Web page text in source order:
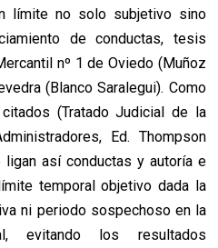
límite no solo subjetivo sino
de conductas, tesis
nº 1 de Oviedo (Muñoz
(Blanco Saralegui). Como
(Tratado Judicial de la
Ed. Thompson
ligan así conductas y autoría e
temporal objetivo dada la
ni periodo sospechoso en la
evitando los resultados